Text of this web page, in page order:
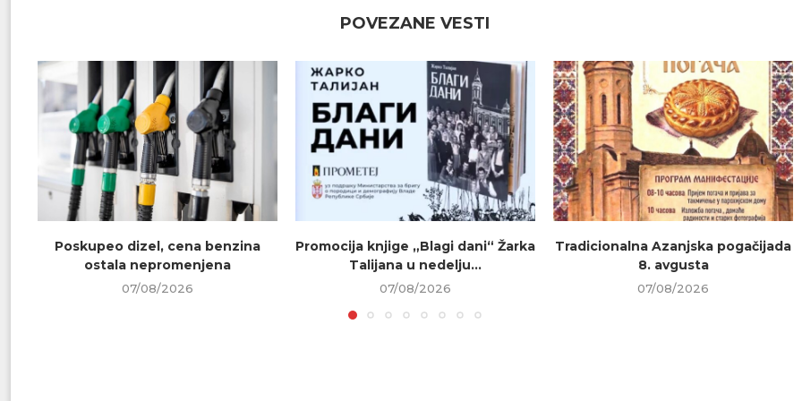
POVEZANE VESTI
Poskupeo dizel, cena benzina
ostala nepromenjena
07/08/2026
Promocija knjige „Blagi dani“ Žarka
Talijana u nedelju...
07/08/2026
Tradicionalna Azanjska pogačijada
8. avgusta
07/08/2026